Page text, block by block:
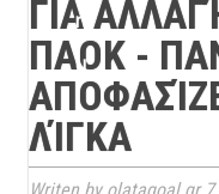
n
u
ΓΙΑ
ΠΑΟΚ -
ΛΊΓΚΑ